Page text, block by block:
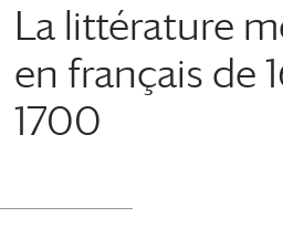
La littérature
en français de
1700